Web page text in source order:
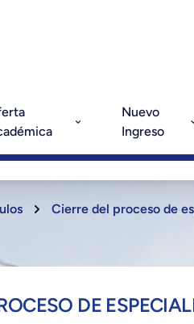
Nuevo
Ingreso
Cierre del proceso de
DE